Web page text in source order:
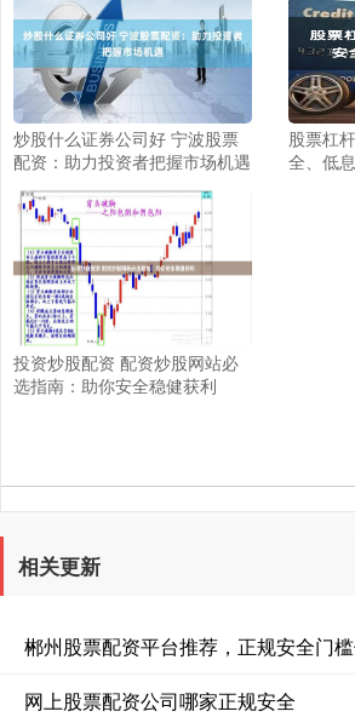
炒股什么证券公司好 宁波股票
配资：助力投资者把握市场机遇
股票杠
全、低
投资炒股配资 配资炒股网站必
选指南：助你安全稳健获利
相关更新
郴州股票配资平台推荐，正规安全门
网上股票配资公司哪家正规安全